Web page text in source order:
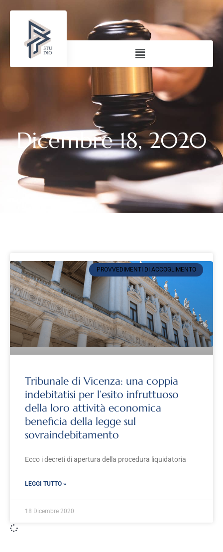
Dicembre 18, 2020
PROVVEDIMENTI DI ACCOGLIMENTO
Tribunale di Vicenza: una coppia
indebitatisi per l’esito infruttuoso
della loro attività economica
beneficia della legge sul
sovraindebitamento
Ecco i decreti di apertura della procedura liquidatoria
LEGGI TUTTO »
18 Dicembre 2020